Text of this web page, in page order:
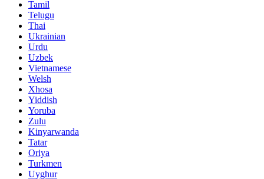
Tamil
Telugu
Thai
Ukrainian
Urdu
Uzbek
Vietnamese
Welsh
Xhosa
Yiddish
Yoruba
Zulu
Kinyarwanda
Tatar
Oriya
Turkmen
Uyghur